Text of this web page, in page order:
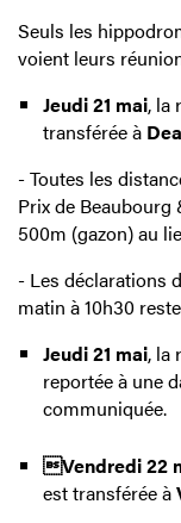
Seuls les
voient leurs
Jeudi 21 mai, la
transférée à
- Toutes les
Prix de
500m (gazon) au
- Les déclarations
matin à 10h30
Jeudi 21 mai, la
reportée à une
communiquée.
Vendredi 22
est transférée à